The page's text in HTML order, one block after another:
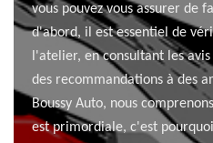
vous pouvez vous assurer de
d'abord, il est essentiel de
l'atelier, en consultant les
des recommandations à des
Boussy Auto, nous
est primordiale, c'est